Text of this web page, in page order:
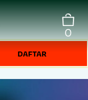
0
DAFTAR